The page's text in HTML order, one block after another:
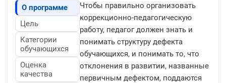
О программе
Цель
Категории
обучающихся
Оценка
качества
Чтобы правильно организовать
коррекционно-педагогическую
работу, педагог должен знать и
понимать структуру дефекта
обучающихся, и понимать то, что
отклонения в развитии, названные
первичным дефектом, поддаются